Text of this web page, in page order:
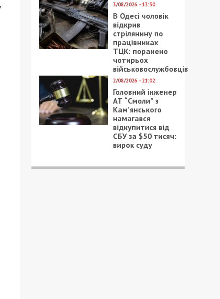
3/08/2026 - 13:30
В Одесі чоловік
відкрив
стрілянину по
працівниках
ТЦК: поранено
чотирьох
військовослужбовців
2/08/2026 - 21:02
Головний інженер
АТ “Смоли” з
Кам’янського
намагався
відкупитися від
СБУ за $50 тисяч:
вирок суду